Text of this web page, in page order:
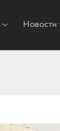
Новости